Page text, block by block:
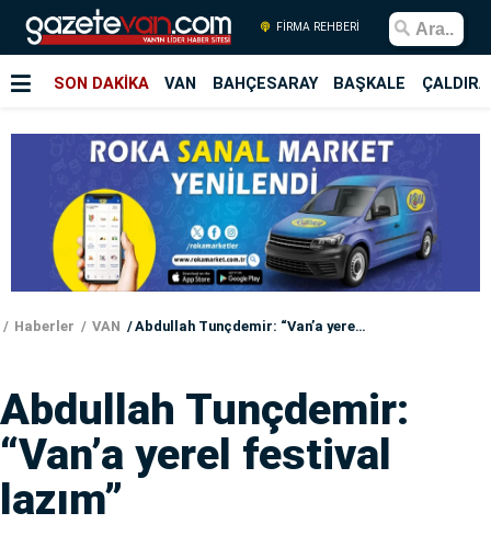
FİRMA REHBERİ
SON DAKİKA VAN BAHÇESARAY BAŞKALE
Haberler VAN Abdullah Tunçdemir: “Van’a yerel festival lazım”
Abdullah Tunçdemir:
“Van’a yerel festival
lazım”